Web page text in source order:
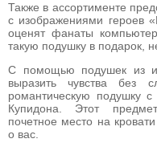
Также в ассортименте
с изображениями героев
оценят фанаты
такую подушку в подарок,
С помощью подушек из
выразить чувства без
романтическую подушку
Купидона. Этот
почетное место на
о вас.